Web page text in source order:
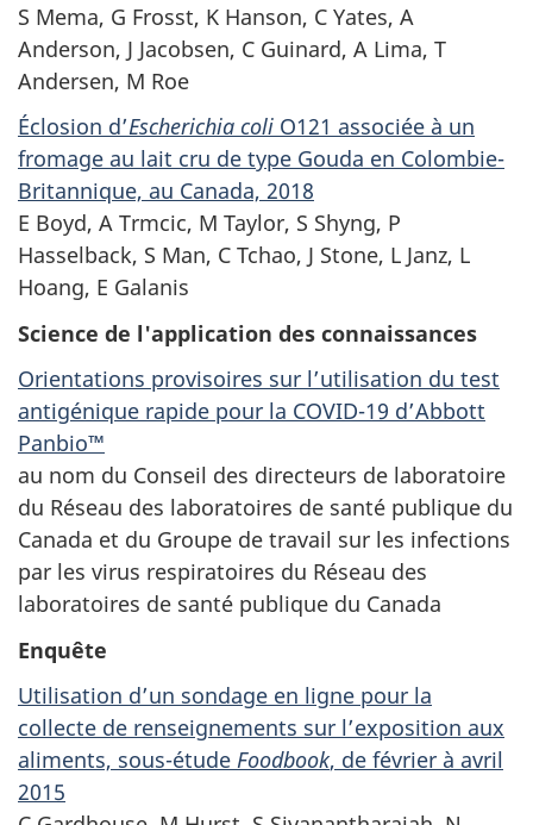
S Mema, G Frosst, K Hanson, C Yates, A
Anderson, J Jacobsen, C Guinard, A Lima, T
Andersen, M Roe
Éclosion d’Escherichia coli O121 associée à un
fromage au lait cru de type Gouda en Colombie-
Britannique, au Canada, 2018
E Boyd, A Trmcic, M Taylor, S Shyng, P
Hasselback, S Man, C Tchao, J Stone, L Janz, L
Hoang, E Galanis
Science de l'application des connaissances
Orientations provisoires sur l’utilisation du test
antigénique rapide pour la COVID-19 d’Abbott
Panbio™
au nom du Conseil des directeurs de laboratoire
du Réseau des laboratoires de santé publique du
Canada et du Groupe de travail sur les infections
par les virus respiratoires du Réseau des
laboratoires de santé publique du Canada
Enquête
Utilisation d’un sondage en ligne pour la
collecte de renseignements sur l’exposition aux
aliments, sous-étude Foodbook, de février à avril
2015